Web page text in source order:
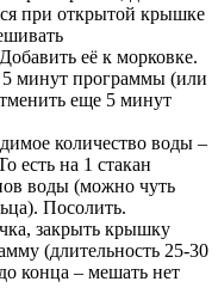
при открытой крышке
её к морковке.
5 минут программы (или
еще 5 минут
количество воды –
есть на 1 стакан
воды (можно чуть
Посолить.
закрыть крышку
(длительность 25-30
конца – мешать нет